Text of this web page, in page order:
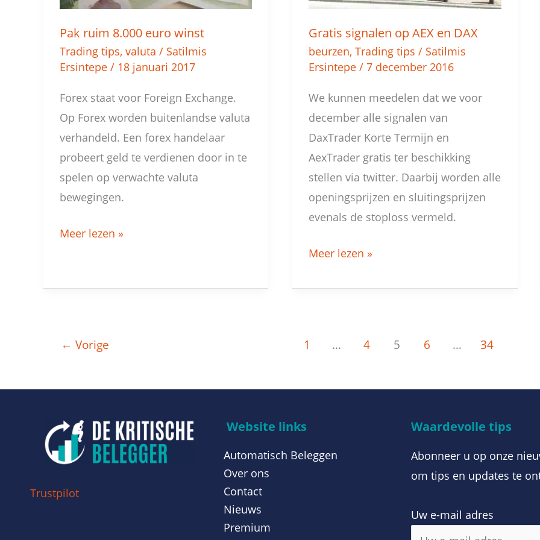
Pak ruim 8.000 euro winst
Trading tips, valuta / Satilmis
Ersintepe / 18 januari 2017
Forex staat voor Foreign Exchange.
Op Forex worden buitenlandse valuta
verhandeld. Een forex handelaar
probeert geld te verdienen door in te
spelen op verwachte valuta
bewegingen.
Meer lezen »
Gratis signalen op AEX en DAX
beurzen,Trading tips / Satilmis
Ersintepe/7 december 2016
We kunnen meedelen dat we voor
december alle signalen van
DaxTrader Korte Termijn en
AexTrader gratis ter beschikking
stellen via twitter. Daarbij worden alle
openingsprijzen en sluitingsprijzen
evenals de stoploss vermeld.
Meer lezen »
← Vorige 1 … 4 5 6 … 34
Trustpilot
Website links
Automatisch Beleggen
Over ons
Contact
Nieuws
Premium
Waardevolle tips
Abonneer u op onze
om tips en updates te
Uw e-mail adres